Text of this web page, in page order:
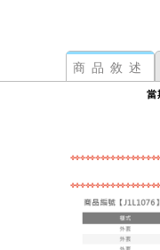
商品敘述